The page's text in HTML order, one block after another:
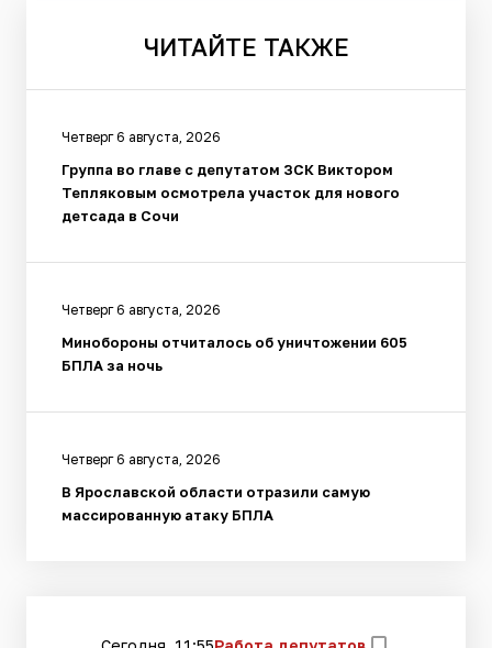
ЧИТАЙТЕ ТАКЖЕ
Четверг 6 августа, 2026
Группа во главе с депутатом ЗСК Виктором
Тепляковым осмотрела участок для нового
детсада в Сочи
Четверг 6 августа, 2026
Минобороны отчиталось об уничтожении 605
БПЛА за ночь
Четверг 6 августа, 2026
В Ярославской области отразили самую
массированную атаку БПЛА